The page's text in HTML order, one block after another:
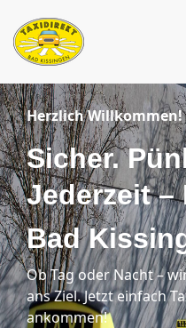
Herzlich Willkommen!
Sicher.
Jederzeit –
Bad
Ob Tag oder Nacht –
ans Ziel. Jetzt einfach
ankommen!